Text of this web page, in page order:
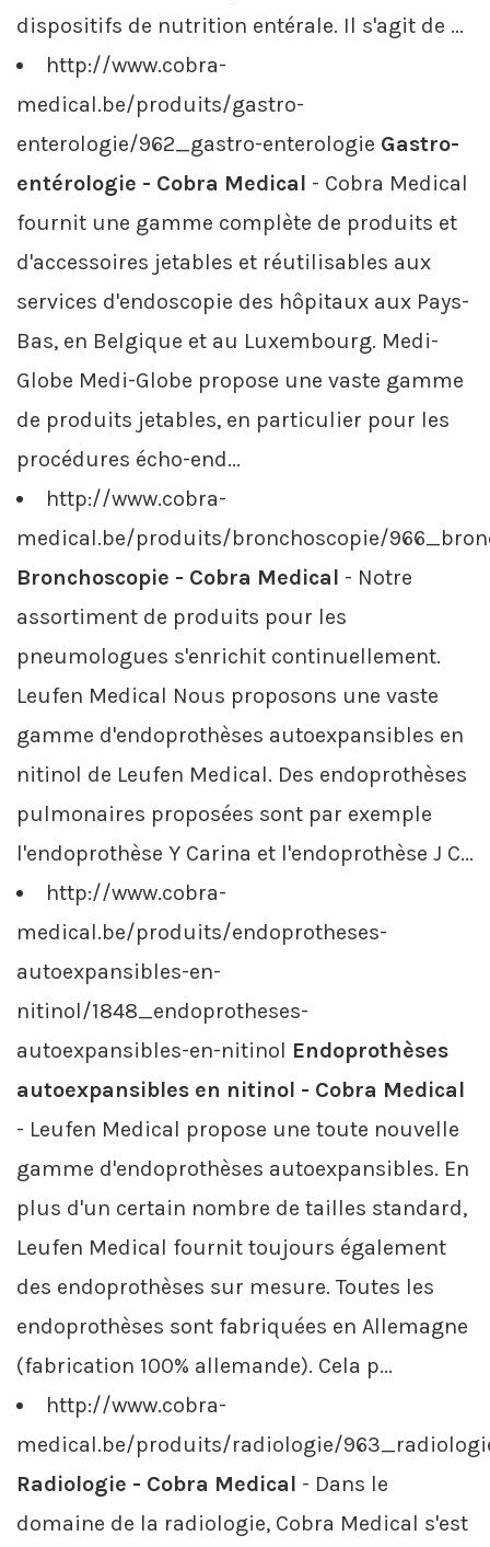
dispositifs de nutrition entérale. Il s'agit de ...
http://www.cobra-
medical.be/produits/gastro-
enterologie/962_gastro-enterologie Gastro-
entérologie - Cobra Medical - Cobra Medical
fournit une gamme complète de produits et
d'accessoires jetables et réutilisables aux
services d'endoscopie des hôpitaux aux Pays-
Bas, en Belgique et au Luxembourg. Medi-
Globe Medi-Globe propose une vaste gamme
de produits jetables, en particulier pour les
procédures écho-end...
http://www.cobra-
medical.be/produits/bronchoscopie/
Bronchoscopie - Cobra Medical - Notre
assortiment de produits pour les
pneumologues s'enrichit continuellement.
Leufen Medical Nous proposons une vaste
gamme d'endoprothèses autoexpansibles en
nitinol de Leufen Medical. Des endoprothèses
pulmonaires proposées sont par exemple
l'endoprothèse Y Carina et l'endoprothèse J C...
http://www.cobra-
medical.be/produits/endoprotheses-
autoexpansibles-en-
nitinol/1848_endoprotheses-
autoexpansibles-en-nitinol Endoprothèses
autoexpansibles en nitinol - Cobra Medical
- Leufen Medical propose une toute nouvelle
gamme d'endoprothèses autoexpansibles. En
plus d'un certain nombre de tailles standard,
Leufen Medical fournit toujours également
des endoprothèses sur mesure. Toutes les
endoprothèses sont fabriquées en Allemagne
(fabrication 100% allemande). Cela p...
http://www.cobra-
medical.be/produits/radiologie/
Radiologie - Cobra Medical - Dans le
domaine de la radiologie, Cobra Medical s'est